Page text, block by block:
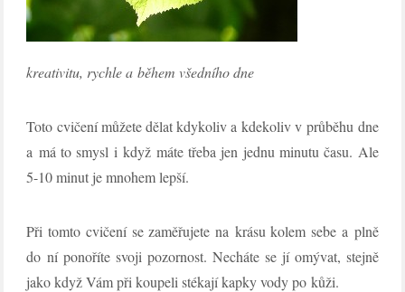
kreativitu, rychle a během všedního dne
Toto cvičení můžete dělat kdykoliv a kdekoliv v průběhu dne
a má to smysl i když máte třeba jen jednu minutu času. Ale
5-10 minut je mnohem lepší.
Při tomto cvičení se zaměřujete na krásu kolem sebe a plně
do ní ponoříte svoji pozornost. Necháte se jí omývat, stejně
jako když Vám při koupeli stékají kapky vody po kůži.